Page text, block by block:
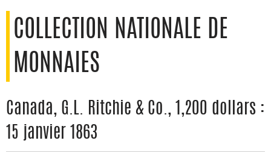
COLLECTION NATIONALE DE
MONNAIES
Canada, G.L. Ritchie & Co., 1,200 dollars :
15 janvier 1863